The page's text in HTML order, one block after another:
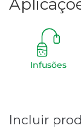
Infusões
Incluir